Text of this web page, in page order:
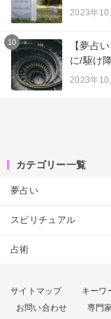
2023年10
10
【夢占
に/駆け
2023年10
カテゴリー一覧
夢占い
スピリチュアル
占術
サイトマップ キーワ
お問い合わせ
専門